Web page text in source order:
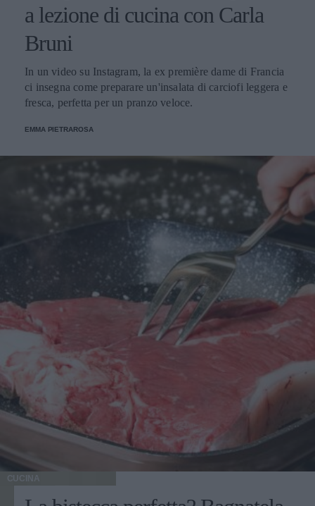
a lezione di cucina con Carla
Bruni
In un video su Instagram, la ex première dame di Francia
ci insegna come preparare un'insalata di carciofi leggera e
fresca, perfetta per un pranzo veloce.
EMMA PIETRAROSA
CUCINA